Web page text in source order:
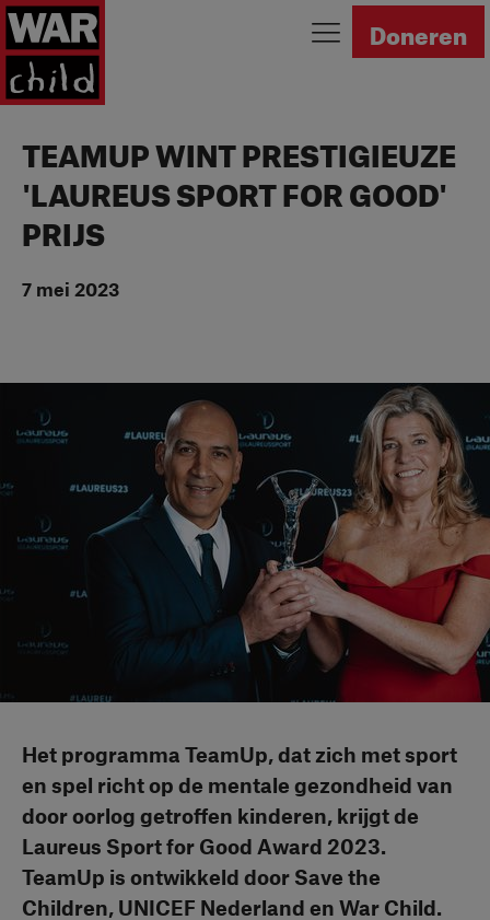
Ga naar homepage Doneren
TEAMUP WINT PRESTIGIEUZE
'LAUREUS SPORT FOR GOOD'
PRIJS
7 mei 2023
Het programma TeamUp, dat zich met sport
en spel richt op de mentale gezondheid van
door oorlog getroffen kinderen, krijgt de
Laureus Sport for Good Award 2023.
TeamUp is ontwikkeld door Save the
Children, UNICEF Nederland en War Child.